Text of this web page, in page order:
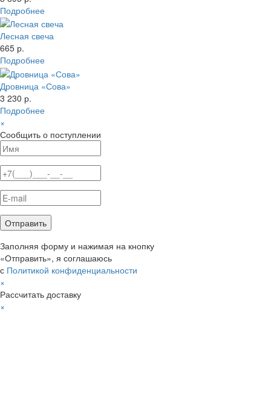
Подробнее
Лесная свеча
665 р.
Подробнее
Дровница «Сова»
3 230 р.
Подробнее
×
Сообщить о поступлении
Заполняя форму и нажимая на кнопку
«Отправить», я соглашаюсь
с Политикой конфиденциальности
×
Рассчитать доставку
×